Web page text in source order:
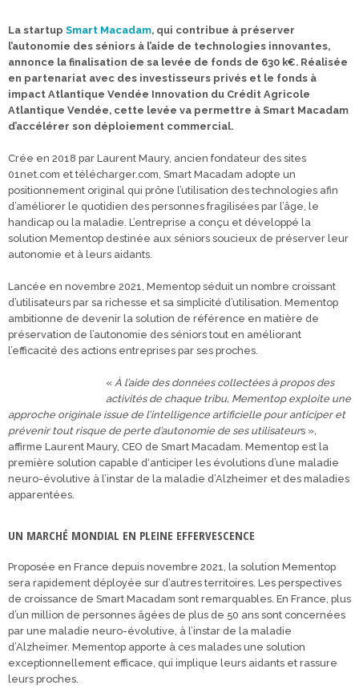
La startup Smart Macadam, qui contribue à préserver
l’autonomie des séniors à l’aide de technologies innovantes,
annonce la finalisation de sa levée de fonds de 630 k€. Réalisée
en partenariat avec des investisseurs privés et le fonds à
impact Atlantique Vendée Innovation du Crédit Agricole
Atlantique Vendée, cette levée va permettre à Smart Macadam
d’accélérer son déploiement commercial.
Crée en 2018 par Laurent Maury, ancien fondateur des sites
01net.com et télécharger.com, Smart Macadam adopte un
positionnement original qui prône l’utilisation des technologies afin
d’améliorer le quotidien des personnes fragilisées par l’âge, le
handicap ou la maladie. L’entreprise a conçu et développé la
solution Mementop destinée aux séniors soucieux de préserver leur
autonomie et à leurs aidants.
Lancée en novembre 2021, Mementop séduit un nombre croissant
d’utilisateurs par sa richesse et sa simplicité d’utilisation. Mementop
ambitionne de devenir la solution de référence en matière de
préservation de l’autonomie des séniors tout en améliorant
l’efficacité des actions entreprises par ses proches.
« À l’aide des données collectées à propos des
activités de chaque tribu, Mementop exploite une
approche originale issue de l’intelligence artificielle pour anticiper et
prévenir tout risque de perte d’autonomie de ses utilisateurs »,
affirme Laurent Maury, CEO de Smart Macadam. Mementop est la
première solution capable d‘anticiper les évolutions d’une maladie
neuro-évolutive à l’instar de la maladie d’Alzheimer et des maladies
apparentées.
UN MARCHÉ MONDIAL EN PLEINE EFFERVESCENCE
Proposée en France depuis novembre 2021, la solution Mementop
sera rapidement déployée sur d’autres territoires. Les perspectives
de croissance de Smart Macadam sont remarquables. En France, plus
d’un million de personnes âgées de plus de 50 ans sont concernées
par une maladie neuro-évolutive, à l’instar de la maladie
d’Alzheimer. Mementop apporte à ces malades une solution
exceptionnellement efficace, qui implique leurs aidants et rassure
leurs proches.